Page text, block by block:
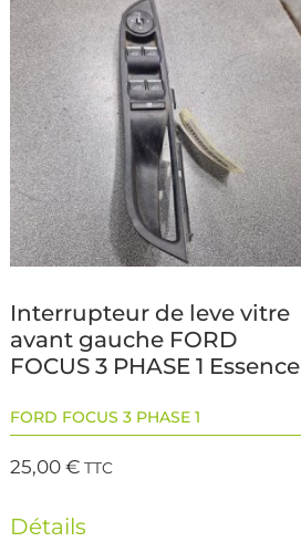
Interrupteur de leve vitre
avant gauche FORD
FOCUS 3 PHASE 1 Essence
FORD FOCUS 3 PHASE 1
25,00€ TTC
Détails